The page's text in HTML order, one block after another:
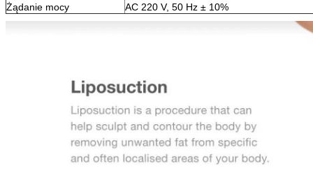
Żądanie mocy
AC 220 V, 50 Hz ± 10%